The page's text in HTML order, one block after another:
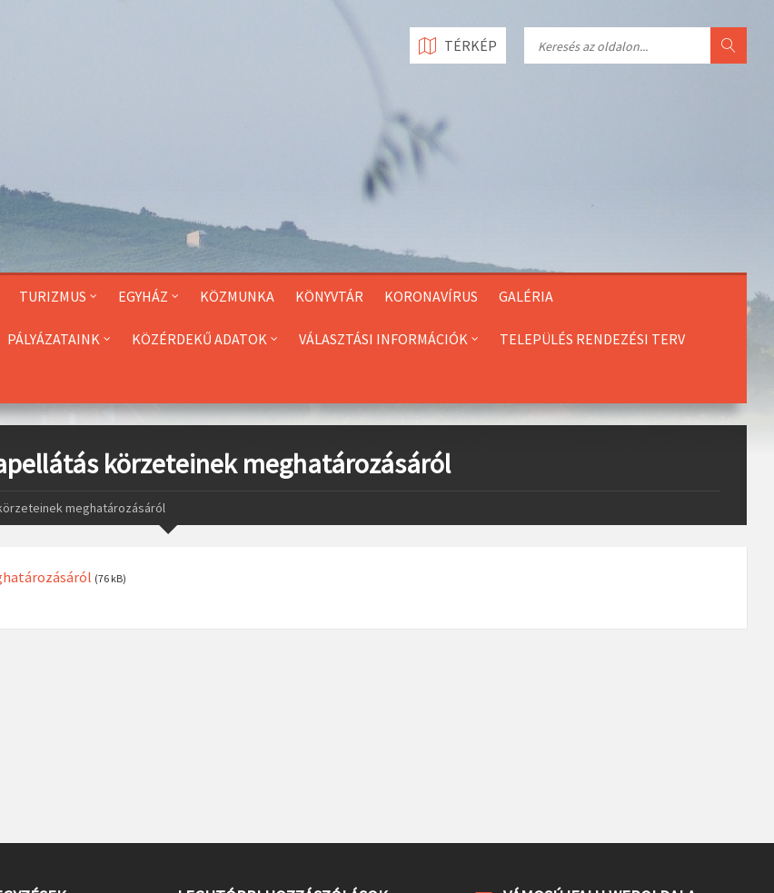
TURIZMUS EGYHÁZ KÖZMUNKA KÖNYVTÁR KORONAVÍRUS GALÉRIA
PÁLYÁZATAINK KÖZÉRDEKŰ ADATOK VÁLASZTÁSI INFORMÁCIÓK TELEPÜLÉS RENDEZÉSI TERV
TÉRKÉP
körzeteinek meghatározásáról
meghatározásáról
(76 kB)